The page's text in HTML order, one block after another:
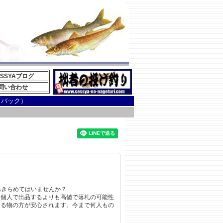
ブログ
い合わせ
ック）
らめてはいませんか？
人で出品するよりも高値で落札の可能性
物の方が安心されます。今まで何人もの